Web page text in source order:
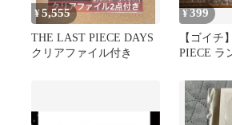
¥5,555
THE LAST PIECE DAYS
クリアファイル付き
¥399
【ゴイチ
PIECE ラ